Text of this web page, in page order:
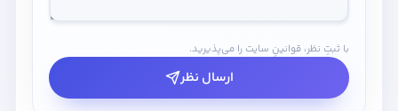
با ثبتِ نظر، قوانینِ سایت را می‌پذیرید.
ارسال نظر